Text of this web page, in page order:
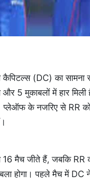
(DC) का सामना
5 मुकाबलों में हार
प्लेऑफ के नजरिए से RR
16 मैच जीते हैं, जबकि RR
होगा। पहले मैच में